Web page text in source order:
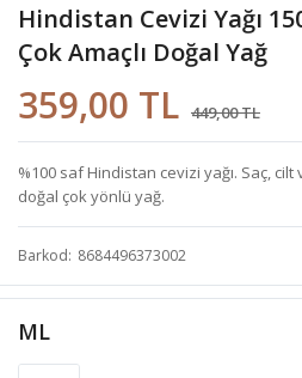
Hindistan Cevizi Yağı
Çok Amaçlı Doğal Yağ
359,00 TL 449,00 TL
%100 saf Hindistan cevizi yağı. Saç,
doğal çok yönlü yağ.
Barkod 8684496373002
ML